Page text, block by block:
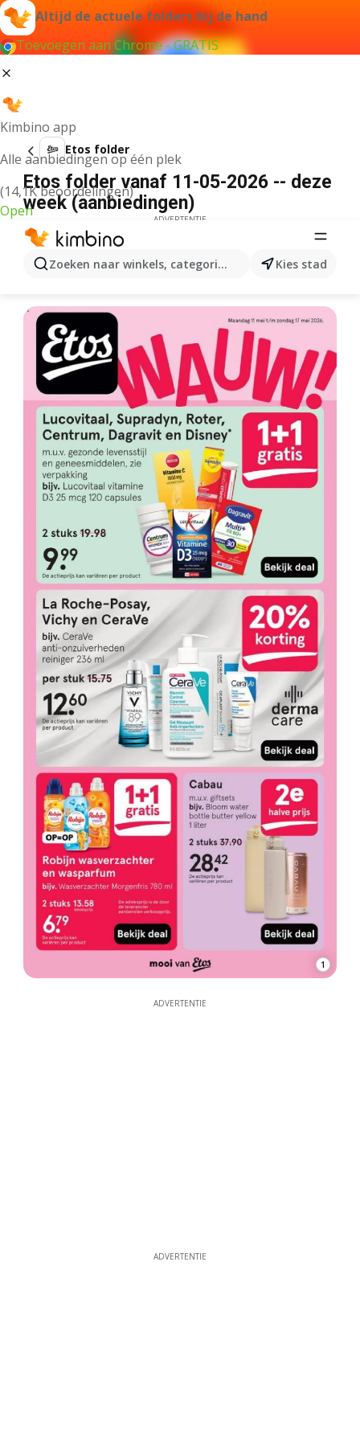
Altijd de actuele folders bij de hand
Toevoegen aan Chrome - GRATIS
Kimbino app
Alle aanbiedingen op één plek
(14,1K beoordelingen)
Open
Zoeken naar winkels, categorieën, producten...
Kies stad
Etos folder
Etos folder vanaf 11-05-2026 -- deze
week (aanbiedingen)
ADVERTENTIE
1
ADVERTENTIE
ADVERTENTIE